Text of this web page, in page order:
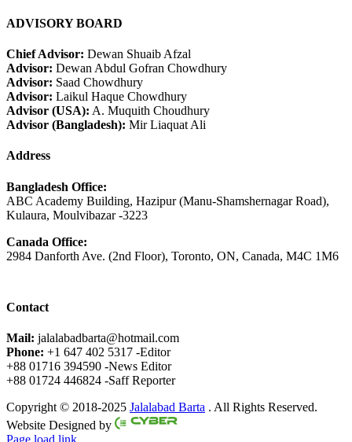
ADVISORY BOARD
Chief Advisor: Dewan Shuaib Afzal
Advisor: Dewan Abdul Gofran Chowdhury
Advisor: Saad Chowdhury
Advisor: Laikul Haque Chowdhury
Advisor (USA): A. Muquith Choudhury
Advisor (Bangladesh): Mir Liaquat Ali
Address
Bangladesh Office:
ABC Academy Building, Hazipur (Manu-Shamshernagar Road),
Kulaura, Moulvibazar -3223
Canada Office:
2984 Danforth Ave. (2nd Floor), Toronto, ON, Canada, M4C 1M6
Contact
Mail: jalalabadbarta@hotmail.com
Phone: +1 647 402 5317 -Editor
+88 01716 394590 -News Editor
+88 01724 446824 -Saff Reporter
Copyright © 2018-2025 Jalalabad Barta . All Rights Reserved.
Website Designed by